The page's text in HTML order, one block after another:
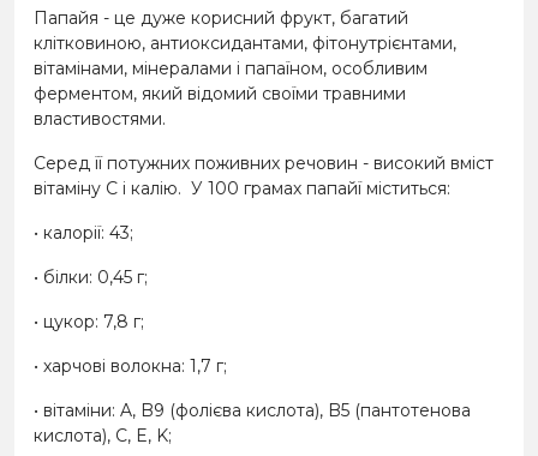
Папайя - це дуже корисний фрукт, багатий
клітковиною, антиоксидантами, фітонутрієнтами,
вітамінами, мінералами і папаїном, особливим
ферментом, який відомий своїми травними
властивостями.
Серед її потужних поживних речовин - високий вміст
вітаміну С і калію. У 100 грамах папайї міститься:
• калорії: 43;
• білки: 0,45 г;
• цукор: 7,8 г;
• харчові волокна: 1,7 г;
• вітаміни: A, B9 (фолієва кислота), B5 (пантотенова
кислота), C, E, K;